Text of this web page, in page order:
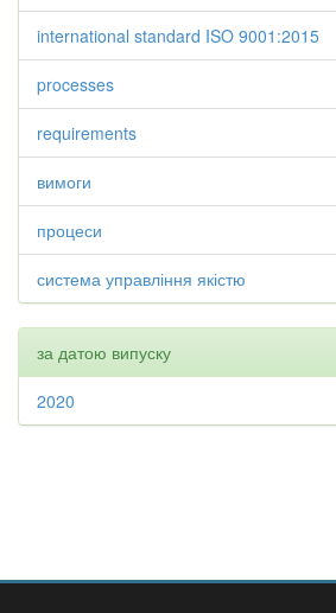
international standard ISO 9001:2015
processes
requirements
вимоги
процеси
система управління якістю
за датою випуску
2020